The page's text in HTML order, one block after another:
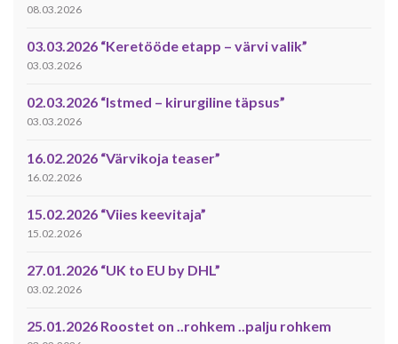
08.03.2026
03.03.2026 “Keretööde etapp – värvi valik”
03.03.2026
02.03.2026 “Istmed – kirurgiline täpsus”
03.03.2026
16.02.2026 “Värvikoja teaser”
16.02.2026
15.02.2026 “Viies keevitaja”
15.02.2026
27.01.2026 “UK to EU by DHL”
03.02.2026
25.01.2026 Roostet on ..rohkem ..palju rohkem